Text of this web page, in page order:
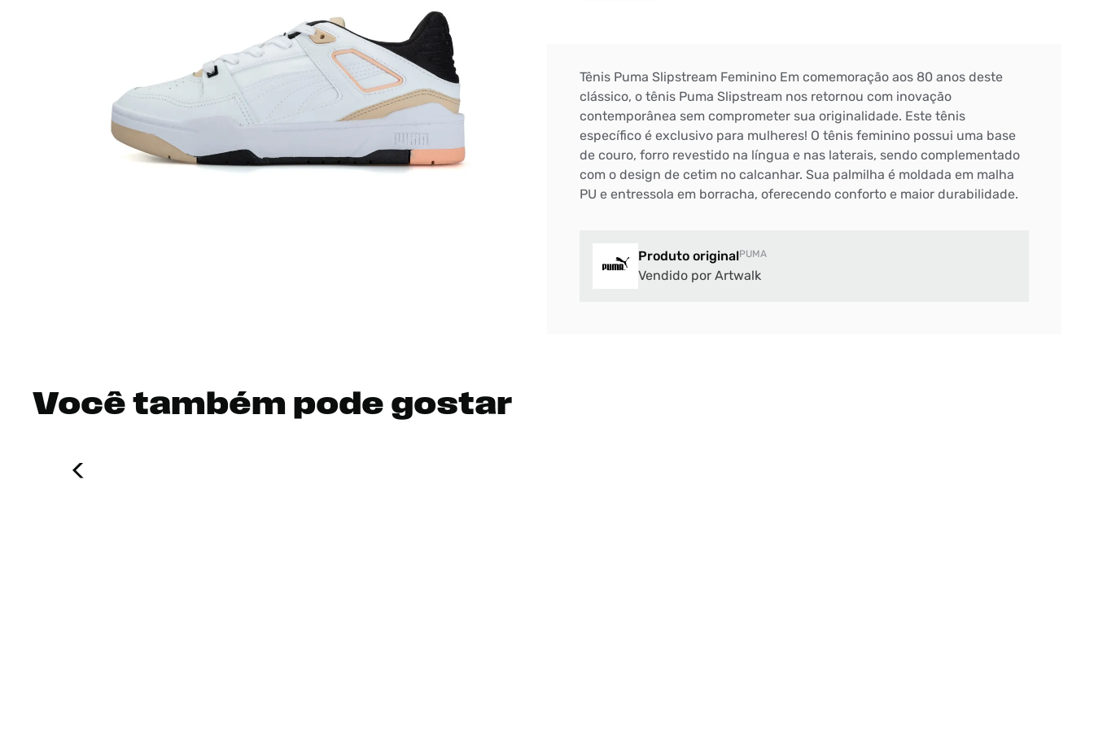
Tênis Puma Slipstream Feminino Em comemoração aos 80 anos deste
clássico, o tênis Puma Slipstream nos retornou com inovação
contemporânea sem comprometer sua originalidade. Este tênis
específico é exclusivo para mulheres! O tênis feminino possui uma base
de couro, forro revestido na língua e nas laterais, sendo complementado
com o design de cetim no calcanhar. Sua palmilha é moldada em malha
PU e entressola em borracha, oferecendo conforto e maior durabilidade.
Produto originalPUMA
Vendido por Artwalk
Você também pode gostar